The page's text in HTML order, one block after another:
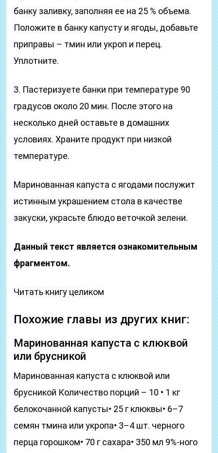
банку заливку, заполняя ее на 25 % объема.
Положите в банку капусту и ягоды, добавьте
приправы – тмин или укроп и перец.
Уплотните.
3. Пастеризуете банки при температуре 90
градусов около 20 мин. После этого на
несколько дней оставьте в домашних
условиях. Храните продукт при низкой
температуре.
Маринованная капуста с ягодами послужит
истинным украшением стола в качестве
закуски, украсьте блюдо веточкой зелени.
Данный текст является ознакомительным
фрагментом.
Читать книгу целиком
Похожие главы из других книг:
Маринованная капуста с клюквой
или брусникой
Маринованная капуста с клюквой или
брусникой Количество порций – 10 • 1 кг
белокочанной капусты• 25 г клюквы• 6–7
семян тмина или укропа• 3–4 шт. черного
перца горошком• 70 г сахара• 350 мл 9%-ного